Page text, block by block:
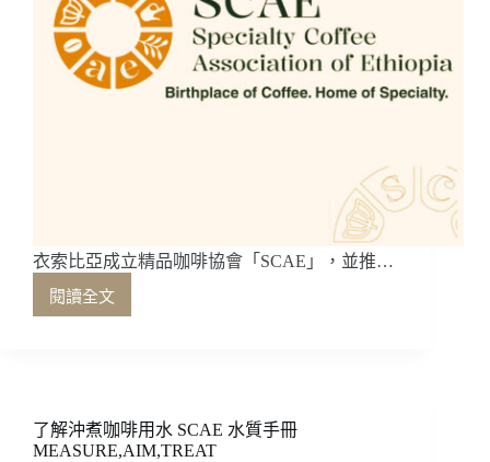
衣索比亞成立精品咖啡協會「SCAE」，並推…
閱讀全文
衣
立
精
了解沖煮咖啡用水 SCAE 水質手冊
MEASURE,AIM,TREAT